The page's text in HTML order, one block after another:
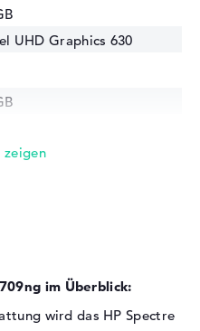
UHD Graphics 630
im Überblick:
wird das HP Spectre